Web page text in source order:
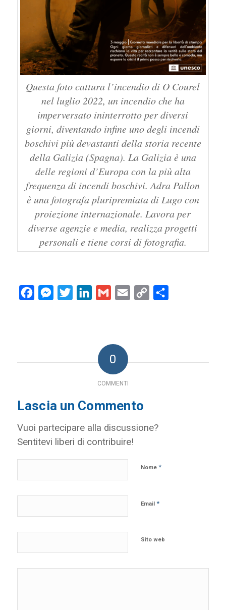
Questa foto cattura l’incendio di O Courel
nel luglio 2022, un incendio che ha
imperversato ininterrotto per diversi
giorni, diventando infine uno degli incendi
boschivi più devastanti della storia recente
della Galizia (Spagna). La Galizia è una
delle regioni d’Europa con la più alta
frequenza di incendi boschivi. Adra Pallon
è una fotografa pluripremiata di Lugo con
proiezione internazionale. Lavora per
diverse agenzie e media, realizza progetti
personali e tiene corsi di fotografia.
FacebookMessenger
Twitter LinkedInGmail Email
Copy
0
COMMENTI
Lascia un Commento
Vuoi partecipare alla discussione?
Sentitevi liberi di contribuire!
Nome *
Email *
Sito web